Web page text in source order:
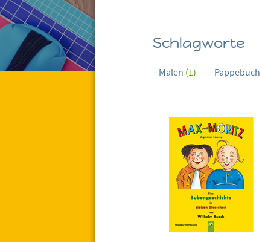
Schlagworte
Malen (1) Pappebuch